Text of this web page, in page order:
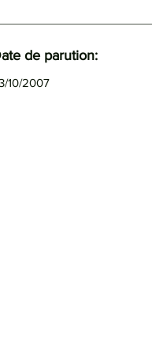
de parution:
10/2007